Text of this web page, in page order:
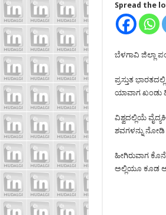
Spread the
ಬೆಳಗಾವಿ ಜಿಲ್ಲಾ
ಪ್ರಸ್ತುತ
ಯಾವಾಗ ಖಂಡು
ವಿಶ್ವದಲ್ಲಿಯೆ
ಶವಗಳನ್ನು ನೋಡಿ
ಹೀಗಿರುವಾಗ
ಅಲ್ಲಿಯೂ ಕೂಡ ಆ